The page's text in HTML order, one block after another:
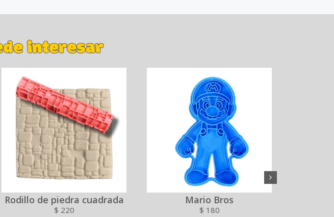
interesar
Rodillo de piedra cuadrada
$ 220
Mario Bros
$ 180